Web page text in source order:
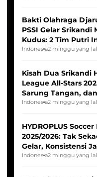
Bakti Olahraga
PSSI Gelar Srikandi
Kudus: 2 Tim Putri
Tim Asia
Indonesia2 minggu yang
Kisah Dua Srikandi
League All-Stars
Sarung Tangan,
Pernah Padam
Indonesia2 minggu yang
HYDROPLUS
2025/2026: Tak
Gelar, Konsistensi
Indonesia2 minggu yang